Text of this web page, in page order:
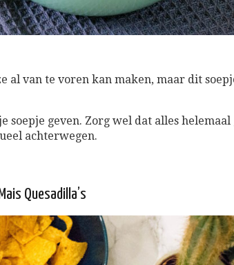
al van te voren kan maken, maar dit
soepje geven. Zorg wel dat alles
achterwegen.
Quesadilla’s